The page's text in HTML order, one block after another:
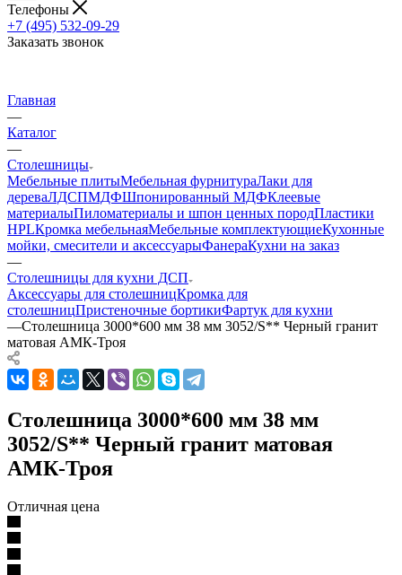
Телефоны
+7 (495) 532-09-29
Заказать звонок
Главная
—
Каталог
—
Столешницы
Мебельные плитыМебельная фурнитураЛаки для
дереваЛДСПМДФШпонированный МДФКлеевые
материалыПиломатериалы и шпон ценных породПластики
HPLКромка мебельнаяМебельные комплектующиеКухонные
мойки, смесители и аксессуарыФанераКухни на заказ
—
Столешницы для кухни ДСП
Аксессуары для столешницКромка для
столешницПристеночные бортикиФартук для кухни
—Столешница 3000*600 мм 38 мм 3052/S** Черный гранит
матовая АМК-Троя
Столешница 3000*600 мм 38 мм
3052/S** Черный гранит матовая
АМК-Троя
Отличная цена